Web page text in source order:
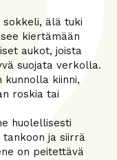
sokkeli, älä tuki
kiertämään
aukot, joista
suojata verkolla.
kunnolla kiinni,
roskia tai
huolellisesti
tankoon ja siirrä
on peitettävä